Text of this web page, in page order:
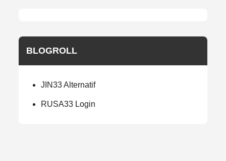
BLOGROLL
JIN33 Alternatif
RUSA33 Login